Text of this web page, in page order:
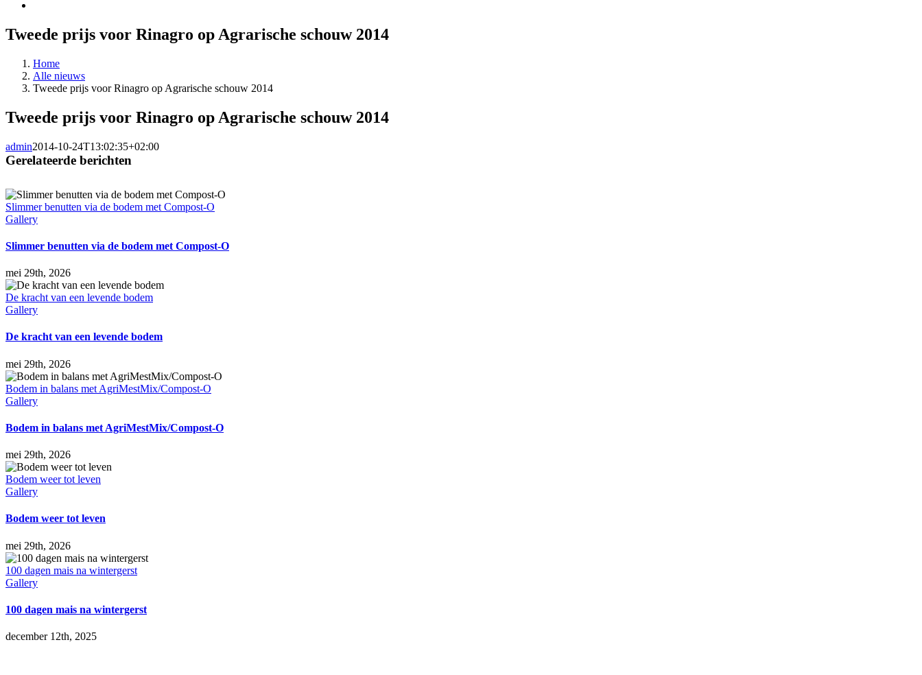
Tweede prijs voor Rinagro op Agrarische schouw 2014
Home
Alle nieuws
Tweede prijs voor Rinagro op Agrarische schouw 2014
Tweede prijs voor Rinagro op Agrarische schouw 2014
admin2014-10-24T13:02:35+02:00
Gerelateerde berichten
Slimmer benutten via de bodem met Compost-O
Gallery
Slimmer benutten via de bodem met Compost-O
mei 29th, 2026
De kracht van een levende bodem
Gallery
De kracht van een levende bodem
mei 29th, 2026
Bodem in balans met AgriMestMix/Compost-O
Gallery
Bodem in balans met AgriMestMix/Compost-O
mei 29th, 2026
Bodem weer tot leven
Gallery
Bodem weer tot leven
mei 29th, 2026
100 dagen mais na wintergerst
Gallery
100 dagen mais na wintergerst
december 12th, 2025